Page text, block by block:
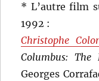
* L’autre film
1992 :
Christophe
Columbus: The
Georges